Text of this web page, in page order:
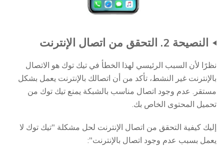
النصيحة 2. التحقق من اتصال الإنترنت
نظرًا لأن السبب الرئيسي لهذا الخطأ في تيك توك هو الاتصال
بالإنترنت غير النشط، تأكد من أن اتصالك بالإنترنت يعمل بشكل
مستقر. عدم وجود اتصال مناسب بالشبكة يمنع تيك توك من
تحميل المحتوى الخاص بك.
إليك كيفية التحقق من اتصال الإنترنت لحل مشكلة "تيك توك لا
يعمل بسبب عدم وجود اتصال بالإنترنت":